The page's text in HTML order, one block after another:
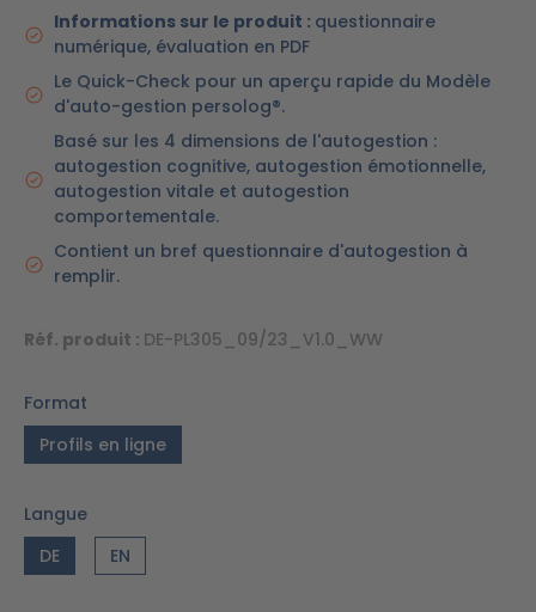
Informations sur le produit : questionnaire
numérique, évaluation en PDF
Le Quick-Check pour un aperçu rapide du Modèle
d'auto-gestion persolog®.
Basé sur les 4 dimensions de l'autogestion :
autogestion cognitive, autogestion émotionnelle,
autogestion vitale et autogestion
comportementale.
Contient un bref questionnaire d'autogestion à
remplir.
Réf. produit : DE-PL305_09/23_V1.0_WW
Format
Profils en ligne
Langue
DE
EN